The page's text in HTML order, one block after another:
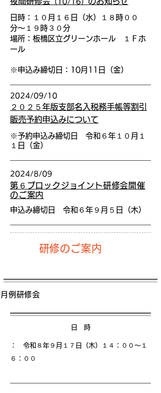
（10/16）
日時：１０月１６日（水）１８時００
分〜１９時３０分
場所：板橋区立グリーンホール １Ｆホ
ール
※ 申込み締切日：10月11日（金）
2024/09/10
２０２５年版支部名入税務手帳等割引
販売予約申込みについて
※予約申込み締切日 令和６ 年１０月１
１日（金）
2024/8/09
第６ブロックジョイント研修会開催
のご案内
申込み締切日 令和６年９月５日（木）
​研修のご案内
月例研修会
日 時
： 令和８年９月１７日（木）１４
：００〜１
６：００